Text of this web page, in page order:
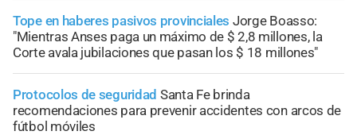
Tope en haberes pasivos provinciales Jorge Boasso:
"Mientras Anses paga un máximo de $ 2,8 millones, la
Corte avala jubilaciones que pasan los $ 18 millones"
Protocolos de seguridad Santa Fe brinda
recomendaciones para prevenir accidentes con arcos de
fútbol móviles